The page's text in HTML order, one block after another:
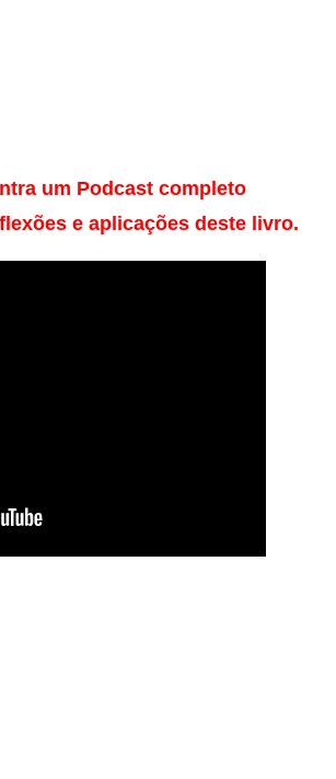
um Podcast completo
e aplicações deste livro.